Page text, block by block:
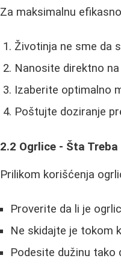
Za maksimalnu
Životinja ne sme da
Nanosite direktno
Izaberite optimalno
Poštujte doziranje
2.2 Ogrlice - Šta
Prilikom korišćenja
Proverite da li je
Ne skidajte je tokom
Podesite dužinu tako